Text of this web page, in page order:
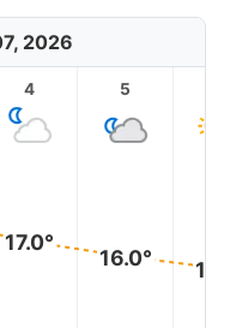
2026
4
17.0°
5
16.0°